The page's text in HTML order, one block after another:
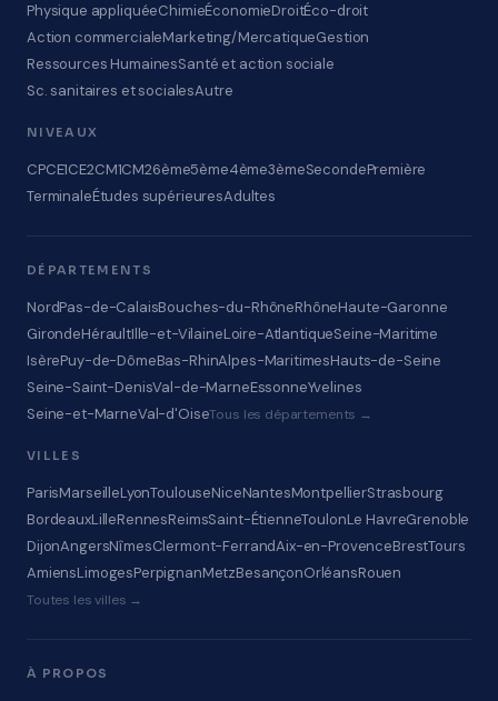
Physique appliquéeChimieÉconomieDroitÉco-droit
Action commercialeMarketing/MercatiqueGestion
Ressources HumainesSanté et action sociale
Sc. sanitaires et socialesAutre
NIVEAUX
CPCE1CE2CM1CM26ème5ème4ème3èmeSecondePremière
TerminaleÉtudes supérieuresAdultes
DÉPARTEMENTS
NordPas-de-CalaisBouches-du-RhôneRhôneHaute-Garonne
GirondeHéraultIlle-et-VilaineLoire-AtlantiqueSeine-Maritime
IsèrePuy-de-DômeBas-RhinAlpes-MaritimesHauts-de-Seine
Seine-Saint-DenisVal-de-MarneEssonneYvelines
Seine-et-MarneVal-d'OiseTous les départements →
VILLES
ParisMarseilleLyonToulouseNiceNantesMontpellierStrasbourg
BordeauxLilleRennesReimsSaint-ÉtienneToulonLe HavreGrenoble
DijonAngersNîmesClermont-FerrandAix-en-ProvenceBrestTours
AmiensLimogesPerpignanMetzBesançonOrléansRouen
Toutes les villes →
À PROPOS